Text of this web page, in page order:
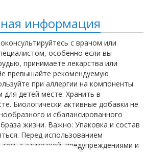
информация
с врачом или
особенно если вы
принимаете лекарства или
превышайте рекомендуемую
при аллергии на компоненты.
для детей месте. Хранить в
Биологически активные добавки не
и сбалансированного
жизни. Важно: Упаковка и состав
Перед использованием
с этикеткой, предупреждениями и